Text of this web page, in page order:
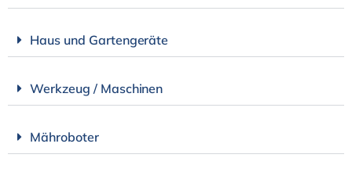
Haus und Gartengeräte
Werkzeug / Maschinen
Mähroboter